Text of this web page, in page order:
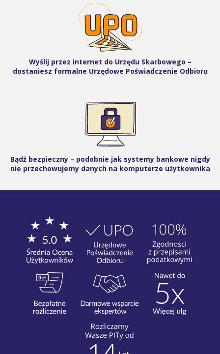
Wyślij przez internet do Urzędu Skarbowego –
dostaniesz formalne Urzędowe Poświadczenie Odbioru
Bądź bezpieczny – podobnie jak systemy bankowe nigdy
nie przechowujemy danych na komputerze użytkownika